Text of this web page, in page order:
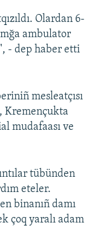
Olardan 6-
ambulator
- dep haber etti
mesleatçısı
Kremençukta
mudafaası ve
tübünden
eteler.
binanıñ damı
çoq yaralı adam